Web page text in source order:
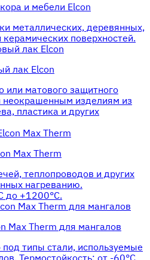
и мебели Elcon
металлических, деревянных,
поверхностей.
лак Elcon
или матового защитного
изделиям из
пластика и других
Max Therm
теплопроводов и других
нагреванию.
до +1200°С.
Max Therm для мангалов
типы стали, используемые
Термостойкость: от -60°С